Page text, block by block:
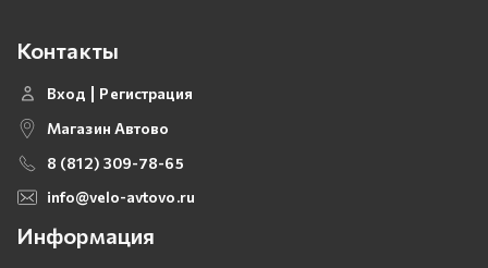
Контакты
Вход
Регистрация
Магазин Автово
8 (812) 309-78-65
info@velo-avtovo.ru
Информация